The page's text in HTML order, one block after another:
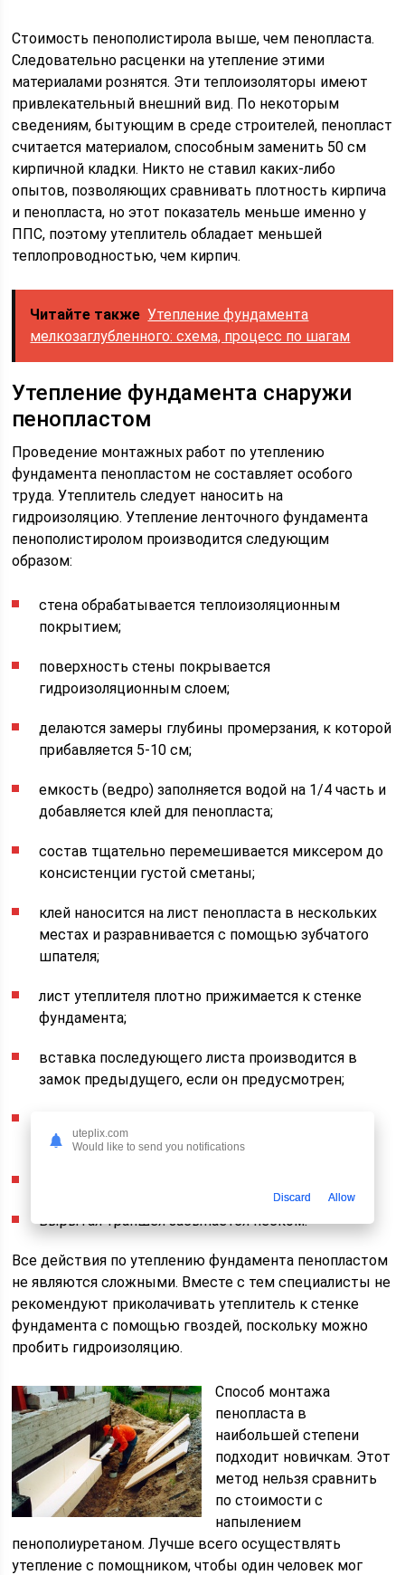
Стоимость пенополистирола выше, чем пенопласта.
Следовательно расценки на утепление этими
материалами рознятся. Эти теплоизоляторы имеют
привлекательный внешний вид. По некоторым
сведениям, бытующим в среде строителей, пенопласт
считается материалом, способным заменить 50 см
кирпичной кладки. Никто не ставил каких-либо
опытов, позволяющих сравнивать плотность кирпича
и пенопласта, но этот показатель меньше именно у
ППС, поэтому утеплитель обладает меньшей
теплопроводностью, чем кирпич.
Читайте также Утепление фундамента
мелкозаглубленного: схема, процесс по шагам
Утепление фундамента снаружи
пенопластом
Проведение монтажных работ по утеплению
фундамента пенопластом не составляет особого
труда. Утеплитель следует наносить на
гидроизоляцию. Утепление ленточного фундамента
пенополистиролом производится следующим
образом:
стена обрабатывается теплоизоляционным
покрытием;
поверхность стены покрывается
гидроизоляционным слоем;
делаются замеры глубины промерзания, к которой
прибавляется 5-10 см;
емкость (ведро) заполняется водой на 1/4 часть и
добавляется клей для пенопласта;
состав тщательно перемешивается миксером до
консистенции густой сметаны;
клей наносится на лист пенопласта в нескольких
местах и разравнивается с помощью зубчатого
шпателя;
лист утеплителя плотно прижимается к стенке
фундамента;
вставка последующего листа производится в
замок предыдущего, если он предусмотрен;
материала;
вырытая траншея засыпается песком.
Все действия по утеплению фундамента пенопластом
не являются сложными. Вместе с тем специалисты не
рекомендуют приколачивать утеплитель к стенке
фундамента с помощью гвоздей, поскольку можно
пробить гидроизоляцию.
Способ монтажа
пенопласта в
наибольшей степени
подходит новичкам. Этот
метод нельзя сравнить
по стоимости с
напылением
пенополиуретаном. Лучше всего осуществлять
утепление с помощником, чтобы один человек мог
uteplix.com
Would like to send you notifications
Discard Allow